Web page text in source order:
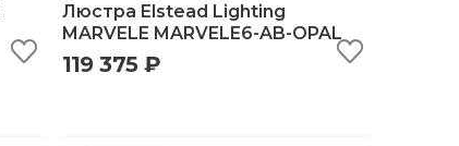
быстрый просмотр
Люстра Elstead Lighting
MARVELE MARVELE6-AB-OPAL
119 375 ₽